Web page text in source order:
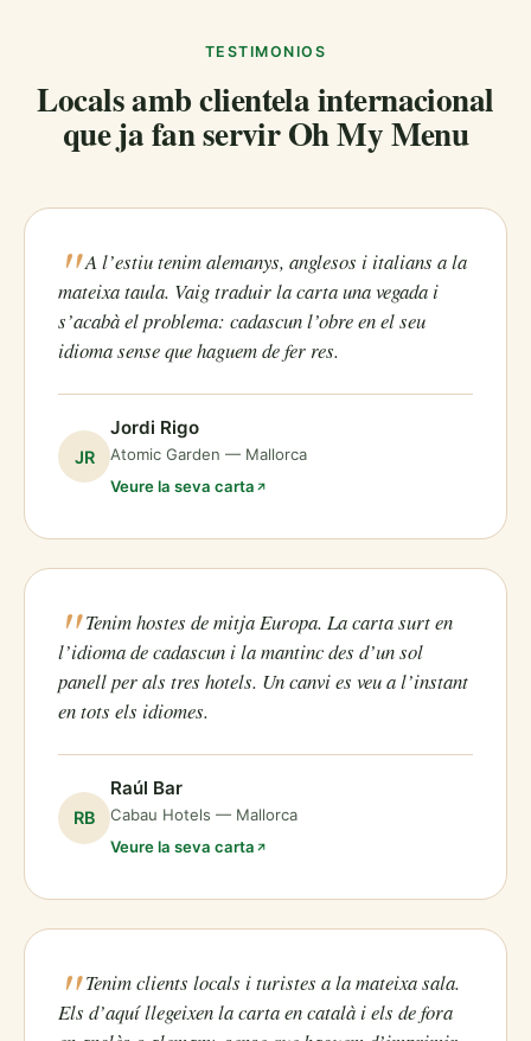
TESTIMONIOS
Locals amb clientela internacional
que ja fan servir Oh My Menu
A l’estiu tenim alemanys, anglesos i italians a la
mateixa taula. Vaig traduir la carta una vegada i
s’acabà el problema: cadascun l’obre en el seu
idioma sense que haguem de fer res.
JR
Jordi Rigo
Atomic Garden — Mallorca
Veure la seva carta
Tenim hostes de mitja Europa. La carta surt en
l’idioma de cadascun i la mantinc des d’un sol
panell per als tres hotels. Un canvi es veu a l’instant
en tots els idiomes.
RB
Raúl Bar
Cabau Hotels — Mallorca
Veure la seva carta
Tenim clients locals i turistes a la mateixa sala.
Els d’aquí llegeixen la carta en català i els de fora